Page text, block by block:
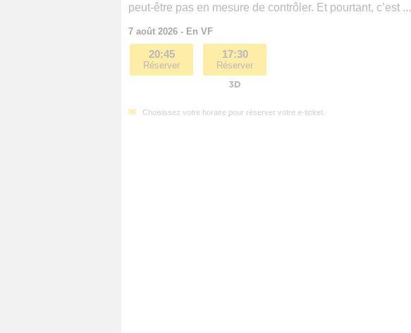
peut-être pas en mesure de contrôler. Et pourtant, c’est ...
7 août 2026 - En VF
20:45
Réserver
17:30
Réserver
Choisissez votre horaire pour réserver votre e-ticket.